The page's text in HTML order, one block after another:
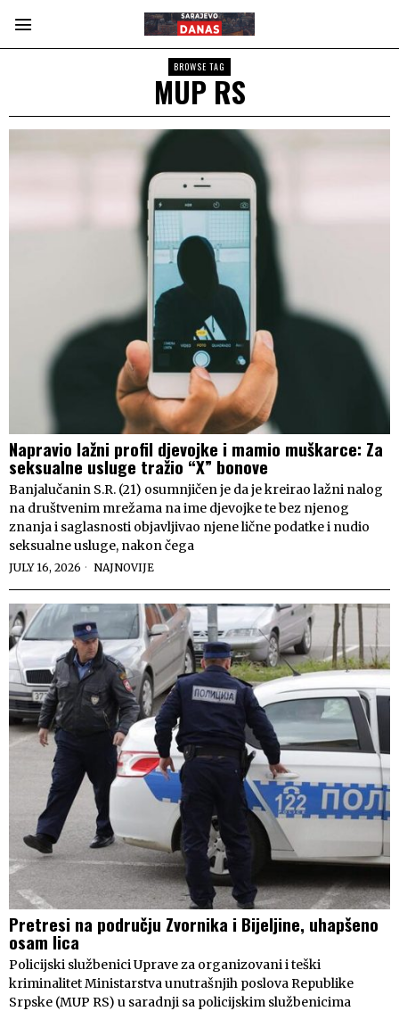
BROWSE TAG
MUP RS
Napravio lažni profil djevojke i mamio muškarce: Za
seksualne usluge tražio “X” bonove
Banjalučanin S.R. (21) osumnjičen je da je kreirao lažni nalog
na društvenim mrežama na ime djevojke te bez njenog
znanja i saglasnosti objavljivao njene lične podatke i nudio
seksualne usluge, nakon čega
JULY 16, 2026 NAJNOVIJE
Pretresi na području Zvornika i Bijeljine, uhapšeno
osam lica
Policijski službenici Uprave za organizovani i teški
kriminalitet Ministarstva unutrašnjih poslova Republike
Srpske (MUP RS) u saradnji sa policijskim službenicima